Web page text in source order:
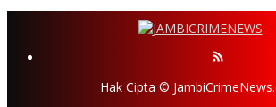
Hak Cipta ©